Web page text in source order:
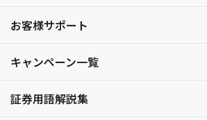
お客様サポート
キャンペーン一覧
証券用語解説集